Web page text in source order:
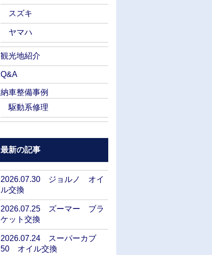
スズキ
ヤマハ
観光地紹介
Q&A
納車整備事例
駆動系修理
最新の記事
2026.07.30 ジョルノ オイ
ル交換
2026.07.25 ズーマー ブラ
ケット交換
2026.07.24 スーパーカブ
50 オイル交換